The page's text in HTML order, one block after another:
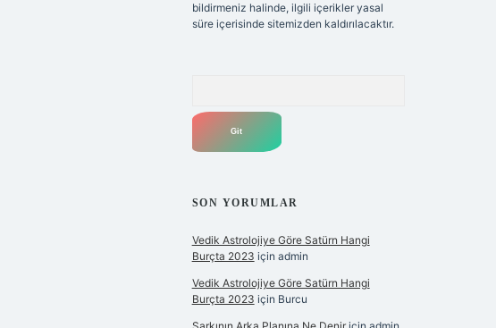
bildirmeniz halinde, ilgili içerikler yasal
süre içerisinde sitemizden kaldırılacaktır.
SON YORUMLAR
Vedik Astrolojiye Göre Satürn Hangi
Burçta 2023 için admin
Vedik Astrolojiye Göre Satürn Hangi
Burçta 2023 için Burcu